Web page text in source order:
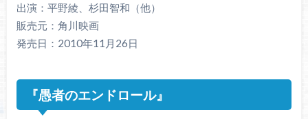
出演：平野綾、杉田智和（他）
販売元：角川映画
発売日：2010年11月26日
『愚者のエンドロール』